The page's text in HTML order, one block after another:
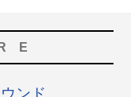
ンド